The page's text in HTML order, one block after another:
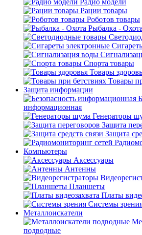
Радио модели
Рации товары
Роботов товары
Рыбалка - Охота
Спорта товары
Товары
Товары
Защита информации
информационная
Генераторы
Защита
Защита
Компьютеры
Аксессуары
Антенны
Планшеты
Платы
Системы
Металлоискатели
подводные